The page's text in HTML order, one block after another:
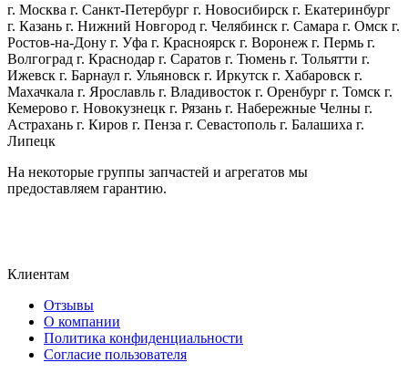
г. Москва г. Санкт-Петербург г. Новосибирск г. Екатеринбург
г. Казань г. Нижний Новгород г. Челябинск г. Самара г. Омск г.
Ростов-на-Дону г. Уфа г. Красноярск г. Воронеж г. Пермь г.
Волгоград г. Краснодар г. Саратов г. Тюмень г. Тольятти г.
Ижевск г. Барнаул г. Ульяновск г. Иркутск г. Хабаровск г.
Махачкала г. Ярославль г. Владивосток г. Оренбург г. Томск г.
Кемерово г. Новокузнецк г. Рязань г. Набережные Челны г.
Астрахань г. Киров г. Пенза г. Севастополь г. Балашиха г.
Липецк
На некоторые группы запчастей и агрегатов мы
предоставляем гарантию.
Клиентам
Отзывы
О компании
Политика конфиденциальности
Согласие пользователя